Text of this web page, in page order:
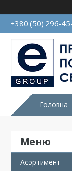
+380 (50) 296-
Головна
Асортимент